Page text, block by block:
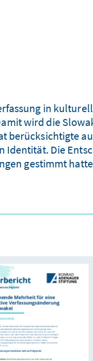
in
wird die
berücksichtigte
Identität. Die
gestimmt